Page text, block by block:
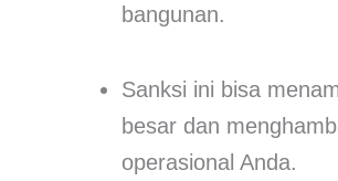
bangunan.
Sanksi ini bisa
besar dan
operasional Anda.